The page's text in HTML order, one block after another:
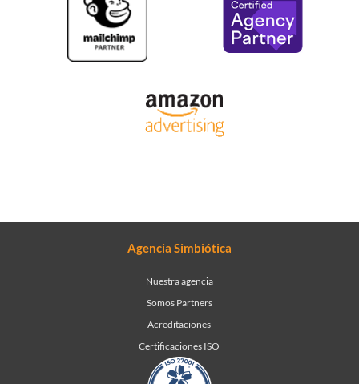
Agencia Simbiótica
Nuestra agencia
Somos Partners
Acreditaciones
Certificaciones ISO